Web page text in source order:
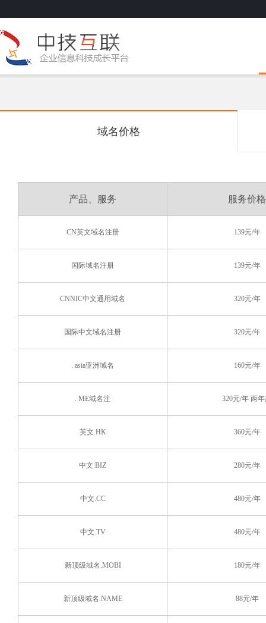
域名价格
产品、服务 服务价格
CN英文域名注册 139元/年
国际域名注册 139元/年
CNNIC中文通用域名 320元/年
国际中文域名注册 320元/年
. asia亚洲域名 160元/年
. ME域名注 320元/年 两
英文.HK 360元/年
中文.BIZ 280元/年
中文.CC 480元/年
中文.TV 480元/年
新顶级域名.MOBI 180元/年
新顶级域名.NAME 88元/年